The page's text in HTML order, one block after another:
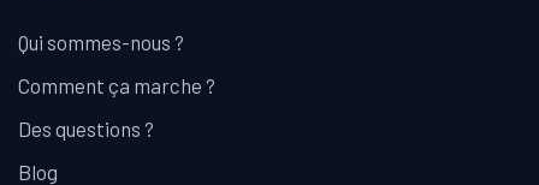
Qui sommes-nous ?
Comment ça marche ?
Des questions ?
Blog